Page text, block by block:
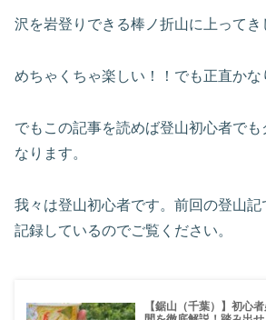
沢を岩登りできる棒ノ折山に上ってき
めちゃくちゃ楽しい！！でも正直かな
でもこの記事を読めば登山初心者で
なります。
我々は登山初心者です。前回の登山
記録しているのでご覧ください。
【鋸山（千葉）】初心